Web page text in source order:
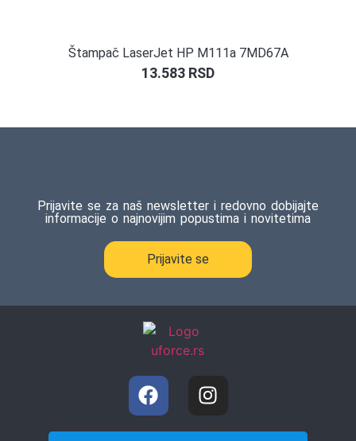
Štampač LaserJet HP M111a 7MD67A
13.583 RSD
Prijavite se za naš newsletter i redovno dobijajte
informacije o najnovijim popustima i novitetima
Prijavite se